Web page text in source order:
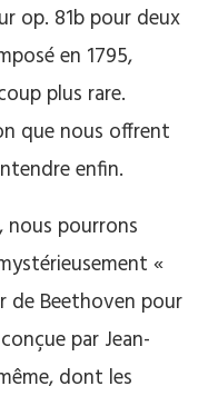
op. 81b pour deux
en 1795,
plus rare.
que nous offrent
enfin.
nous pourrons
«
de Beethoven pour
par Jean-
dont les